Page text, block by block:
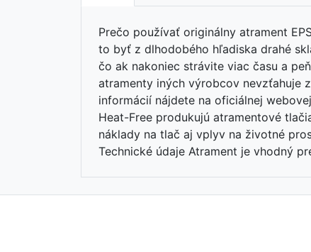
Prečo používať originálny atrament
to byť z dlhodobého hľadiska drahé
čo ak nakoniec strávite viac času a
atramenty iných výrobcov nevzťahuje
informácií nájdete na oficiálnej
Heat-Free produkujú atramentové
náklady na tlač aj vplyv na životné
Technické údaje Atrament je vhodný